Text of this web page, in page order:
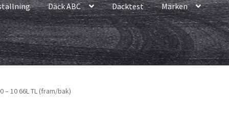
Däck ABC Däcktest Märken
– 10 66L TL (fram/bak)